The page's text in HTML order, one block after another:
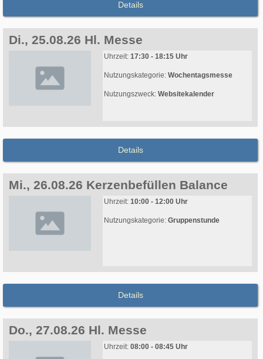
Details
Di., 25.08.26 Hl. Messe
Uhrzeit: 17:30 - 18:15 Uhr
Nutzungskategorie: Wochentagsmesse
Nutzungszweck: Websitekalender
Details
Mi., 26.08.26 Kerzenbefüllen Balance
Uhrzeit: 10:00 - 12:00 Uhr
Nutzungskategorie: Gruppenstunde
Details
Do., 27.08.26 Hl. Messe
Uhrzeit: 08:00 - 08:45 Uhr